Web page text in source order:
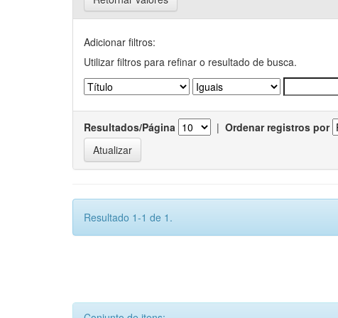
Adicionar filtros:
Utilizar filtros para refinar o resultado de busca.
Resultados/Página | Ordenar registros por
Resultado 1-1 de 1.